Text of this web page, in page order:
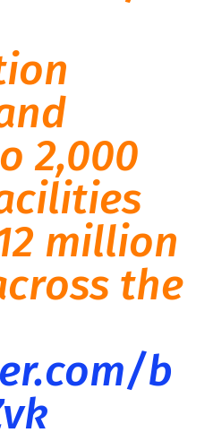
2,000
million
the
b